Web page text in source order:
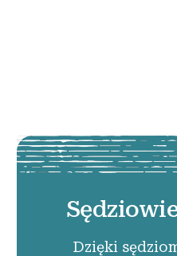
Dzięki